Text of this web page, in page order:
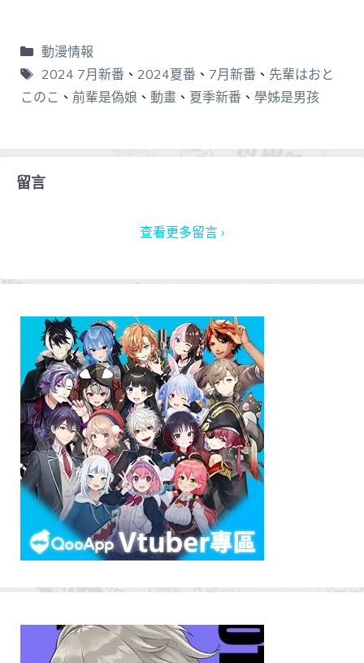
動漫情報
2024 7月新番 、 2024夏番 、 7月新番 、 先輩はおと
このこ 、 前輩是偽娘 、 動畫 、 夏季新番 、 學姊是男孩
留言
查看更多留言 ›